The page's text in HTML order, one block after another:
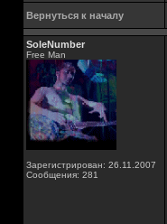
Вернуться к началу
SoleNumber
Free Man
Зарегистрирован: 26.11.2007
Сообщения: 281